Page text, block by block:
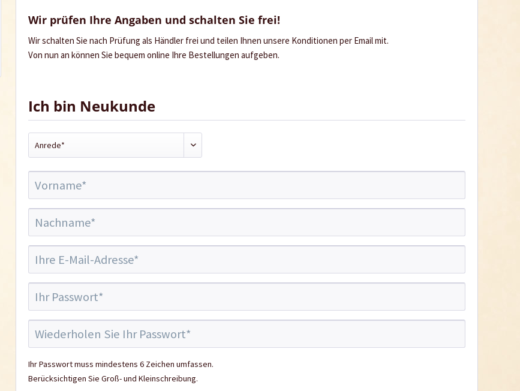
Wir prüfen Ihre Angaben und schalten Sie frei!
Wir schalten Sie nach Prüfung als Händler frei und teilen Ihnen unsere Konditionen per Email mit.
Von nun an können Sie bequem online Ihre Bestellungen aufgeben.
Ich bin Neukunde
Ihr Passwort muss mindestens 6 Zeichen umfassen.
Berücksichtigen Sie Groß- und Kleinschreibung.